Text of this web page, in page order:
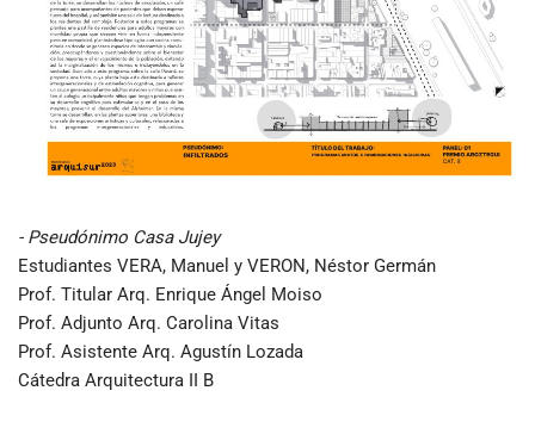
- Pseudónimo Casa Jujey
Estudiantes VERA, Manuel y VERON, Néstor Germán
Prof. Titular Arq. Enrique Ángel Moiso
Prof. Adjunto Arq. Carolina Vitas
Prof. Asistente Arq. Agustín Lozada
Cátedra Arquitectura II B